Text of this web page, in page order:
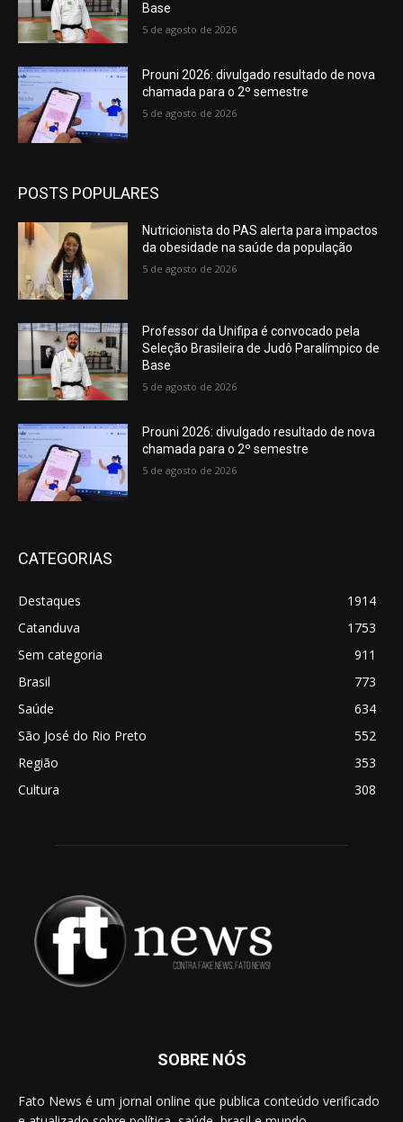
Base
5 de agosto de 2026
Prouni 2026: divulgado resultado de nova
chamada para o 2º semestre
5 de agosto de 2026
POSTS POPULARES
Nutricionista do PAS alerta para impactos
da obesidade na saúde da população
5 de agosto de 2026
Professor da Unifipa é convocado pela
Seleção Brasileira de Judô Paralímpico de
Base
5 de agosto de 2026
Prouni 2026: divulgado resultado de nova
chamada para o 2º semestre
5 de agosto de 2026
CATEGORIAS
Destaques
1914
Catanduva
1753
Sem categoria
911
Brasil
773
Saúde
634
São José do Rio Preto
552
Região
353
Cultura
308
SOBRE NÓS
Fato News é um jornal online que publica conteúdo verificado